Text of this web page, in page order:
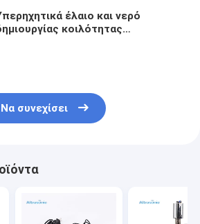
έλαιο και νερό
κοιλότητας
Να συνεχίσει